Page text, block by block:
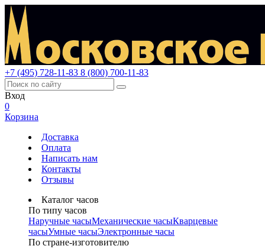
+7 (495) 728-11-83 8 (800) 700-11-83
Вход
0
Корзина
Доставка
Оплата
Написать нам
Контакты
Отзывы
Каталог часов
По типу часов
Наручные часыМеханические часыКварцевые
часыУмные часыЭлектронные часы
По стране-изготовителю